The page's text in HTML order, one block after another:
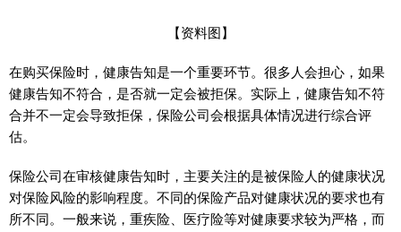
【资料图】
在购买保险时，健康告知是一个重要环节。很多人会担心，如果
健康告知不符合，是否就一定会被拒保。实际上，健康告知不符
合并不一定会导致拒保，保险公司会根据具体情况进行综合评
估。
保险公司在审核健康告知时，主要关注的是被保险人的健康状况
对保险风险的影响程度。不同的保险产品对健康状况的要求也有
所不同。一般来说，重疾险、医疗险等对健康要求较为严格，而